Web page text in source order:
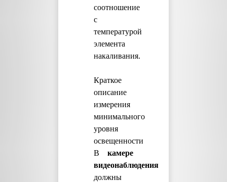
соотношение
с
температурой
элемента
накаливания.
Краткое
описание
измерения
минимального
уровня
освещенности
В камере
видеонаблюдения
должны